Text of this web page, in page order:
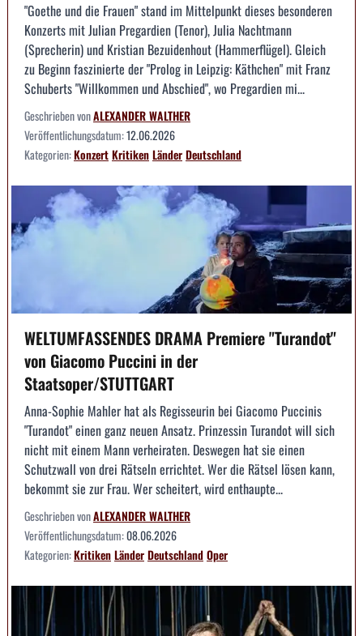
"Goethe und die Frauen" stand im Mittelpunkt dieses besonderen
Konzerts mit Julian Pregardien (Tenor), Julia Nachtmann
(Sprecherin) und Kristian Bezuidenhout (Hammerflügel). Gleich
zu Beginn faszinierte der "Prolog in Leipzig: Käthchen" mit Franz
Schuberts "Willkommen und Abschied", wo Pregardien mi...
Geschrieben vonALEXANDER WALTHER
Veröffentlichungsdatum:12.06.2026
Kategorien:KonzertKritikenLänderDeutschland
WELTUMFASSENDES DRAMA Premiere "Turandot"
von Giacomo Puccini in der
Staatsoper/STUTTGART
Anna-Sophie Mahler hat als Regisseurin bei Giacomo Puccinis
"Turandot" einen ganz neuen Ansatz. Prinzessin Turandot will sich
nicht mit einem Mann verheiraten. Deswegen hat sie einen
Schutzwall von drei Rätseln errichtet. Wer die Rätsel lösen kann,
bekommt sie zur Frau. Wer scheitert, wird enthaupte...
Geschrieben vonALEXANDER WALTHER
Veröffentlichungsdatum:08.06.2026
Kategorien:KritikenLänderDeutschlandOper